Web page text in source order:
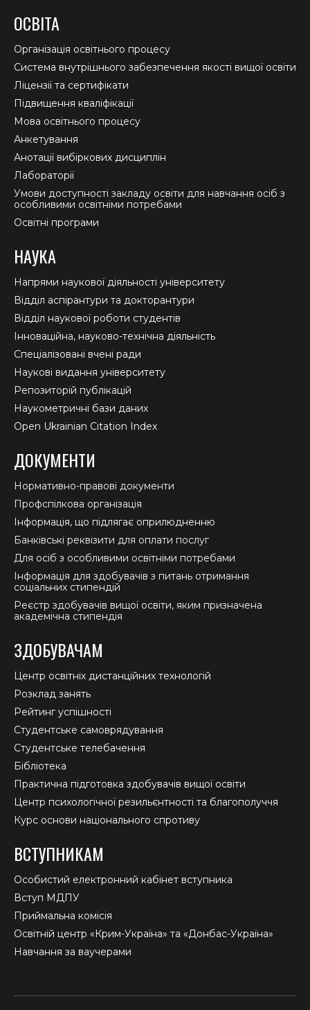
opens
in
new
window
opens
in
new
window
in
new
window
ОСВІТА
Організація освітнього процесу
Система внутрішнього забезпечення якості вищої освіти
Ліцензії та сертифікати
Підвищення кваліфікації
Мова освітнього процесу
Анкетування
Анотації вибіркових дисциплін
Лабораторії
Умови доступності закладу освіти для навчання осіб з
особливими освітніми потребами
Освітні програми
НАУКА
Напрями наукової діяльності університету
Відділ аспірантури та докторантури
Відділ наукової роботи студентів
Інноваційна, науково-технічна діяльність
Спеціалізовані вчені ради
Наукові видання університету
Репозиторій публікацій
Наукометричні бази даних
Open Ukrainian Citation Index
ДОКУМЕНТИ
Нормативно-правові документи
Профспілкова організація
Інформація, що підлягає оприлюдненню
Банківські реквізити для оплати послуг
Для осіб з особливими освітніми потребами
Інформація для здобувачів з питань отримання
соціальних стипендій
Реєстр здобувачів вищої освіти, яким призначена
академічна стипендія
ЗДОБУВАЧАМ
Центр освітніх дистанційних технологій
Розклад занять
Рейтинг успішності
Студентське самоврядування
Студентське телебачення
Бібліотека
Практична підготовка здобувачів вищої освіти
Центр психологічної резильєнтності та благополуччя
Курс основи національного спротиву
ВСТУПНИКАМ
Особистий електронний кабінет вступника
Вступ МДПУ
Приймальна комісія
Освітній центр «Крим-Україна» та «Донбас-Україна»
Навчання за ваучерами